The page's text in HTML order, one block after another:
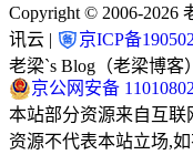
Copyright © 2006-2026
讯云 |
京ICP备
老梁`s Blog（老梁博客
京公网安备
本站部分资源来自互联
资源不代表本站立场,